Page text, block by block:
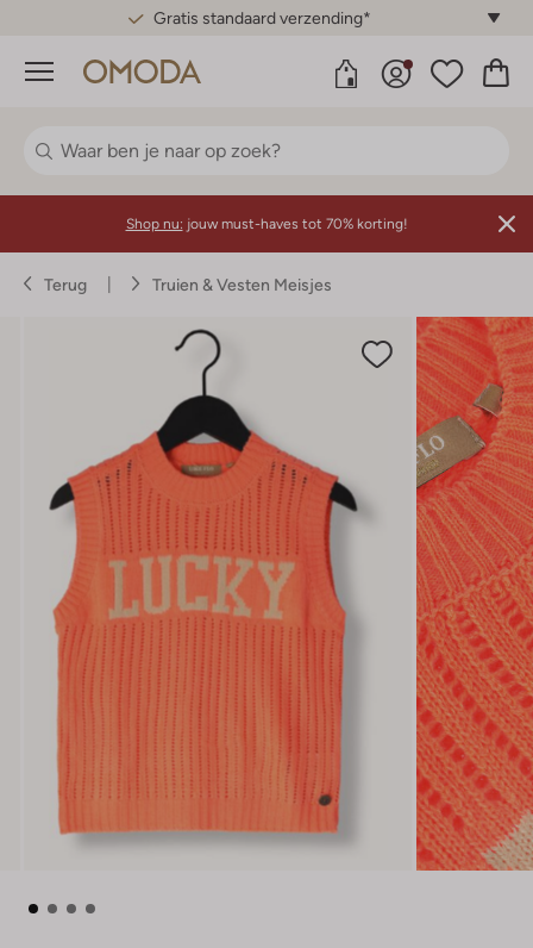
Gratis standaard verzending*
Menu
Shop nu: jouw must-haves tot 70% korting!
Terug Truien & Vesten Meisjes